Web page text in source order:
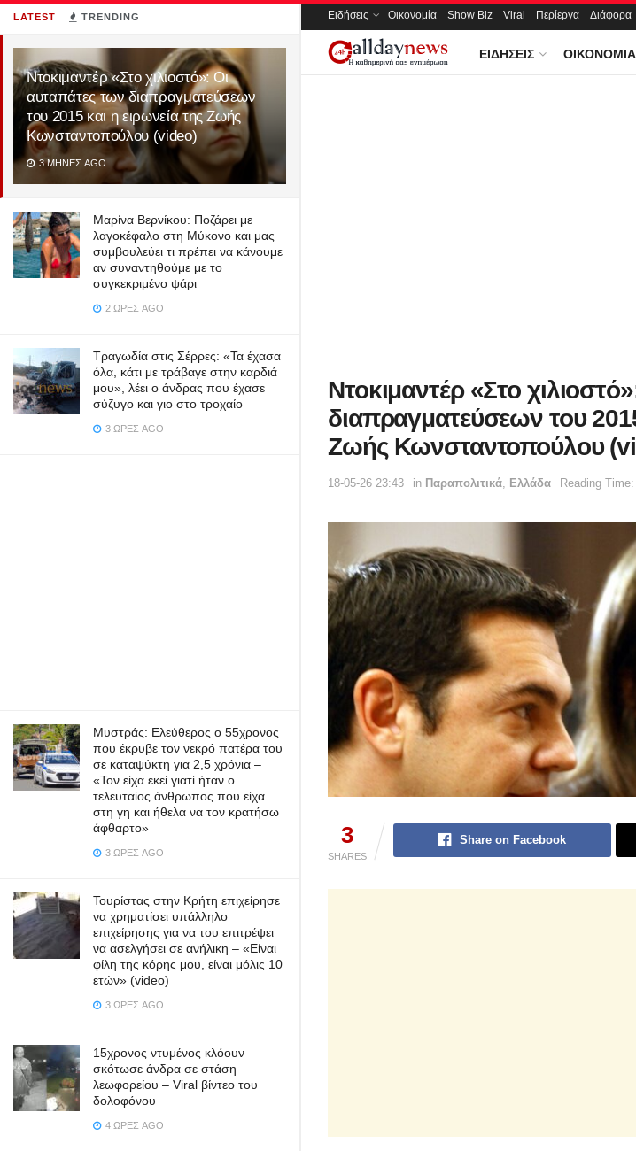
LATEST TRENDING
Ντοκιμαντέρ «Στο χιλιοστό»: Οι
αυταπάτες των διαπραγματεύσεων
του 2015 και η ειρωνεία της Ζωής
Κωνσταντοπούλου (video)
3 ΜΉΝΕΣ AGO
Μαρίνα Βερνίκου: Ποζάρει με
λαγοκέφαλο στη Μύκονο και μας
συμβουλεύει τι πρέπει να κάνουμε
αν συναντηθούμε με το
συγκεκριμένο ψάρι
2 ΏΡΕΣ AGO
Τραγωδία στις Σέρρες: «Τα έχασα
όλα, κάτι με τράβαγε στην καρδιά
μου», λέει ο άνδρας που έχασε
σύζυγο και γιο στο τροχαίο
3 ΏΡΕΣ AGO
Μυστράς: Ελεύθερος ο 55χρονος
που έκρυβε τον νεκρό πατέρα του
σε καταψύκτη για 2,5 χρόνια –
«Τον είχα εκεί γιατί ήταν ο
τελευταίος άνθρωπος που είχα
στη γη και ήθελα να τον κρατήσω
άφθαρτο»
3 ΏΡΕΣ AGO
Τουρίστας στην Κρήτη επιχείρησε
να χρηματίσει υπάλληλο
επιχείρησης για να του επιτρέψει
να ασελγήσει σε ανήλικη – «Είναι
φίλη της κόρης μου, είναι μόλις 10
ετών» (video)
3 ΏΡΕΣ AGO
15χρονος ντυμένος κλόουν
σκότωσε άνδρα σε στάση
λεωφορείου – Viral βίντεο του
δολοφόνου
4 ΏΡΕΣ AGO
Ειδήσεις Οικονομία Show Biz Viral Περίεργα Διάφορα
ΕΙΔΉΣΕΙΣ ΟΙΚΟΝΟΜΊΑ
Ντοκιμαντέρ «Στο
διαπραγματεύσεων του
Ζωής Κωνσταντοπούλου
18-05-26 23:43 in Παραπολιτικά, Ελλάδα Reading
3
SHARES
Share on Facebook